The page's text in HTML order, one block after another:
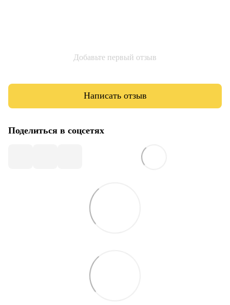
Добавьте первый отзыв
Написать отзыв
Поделиться в соцсетях